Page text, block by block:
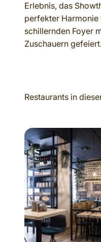
Erlebnis, das
perfekter
schillernden Foyer
Zuschauern